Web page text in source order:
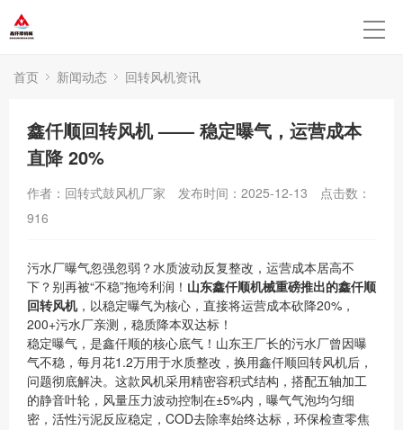
首页 新闻动态 回转风机资讯
鑫仟顺回转风机 —— 稳定曝气，运营成本
直降 20%
作者：回转式鼓风机厂家 发布时间：2025-12-13
点击数：
916
污水厂曝气忽强忽弱？水质波动反复整改，运营成本居高不
下？别再被“不稳”拖垮利润！ 山东鑫仟顺机械重磅推出的鑫仟顺
回转风机，以稳定曝气为核心，直接将运营成本砍降20%，
200+污水厂亲测，稳质降本双达标！
稳定曝气，是鑫仟顺的核心底气！山东王厂长的污水厂曾因曝
气不稳，每月花1.2万用于水质整改，换用鑫仟顺回转风机后，
问题彻底解决。这款风机采用精密容积式结构，搭配五轴加工
的静音叶轮，风量压力波动控制在±5%内，曝气气泡均匀细
密，活性污泥反应稳定，COD去除率始终达标，环保检查零焦